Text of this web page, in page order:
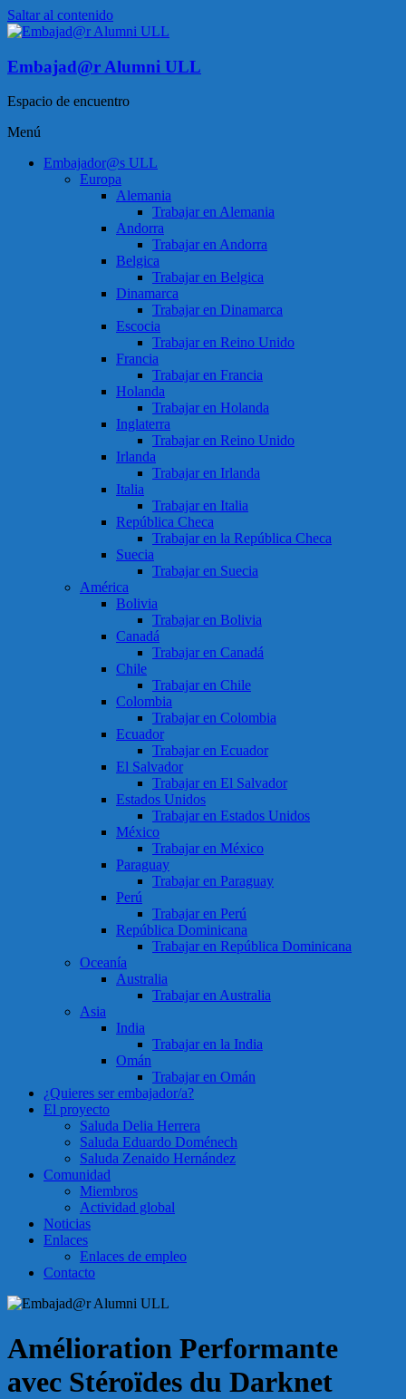
Saltar al contenido
Embajad@r Alumni ULL
Espacio de encuentro
Menú
Embajador@s ULL
Europa
Alemania
Trabajar en Alemania
Andorra
Trabajar en Andorra
Belgica
Trabajar en Belgica
Dinamarca
Trabajar en Dinamarca
Escocia
Trabajar en Reino Unido
Francia
Trabajar en Francia
Holanda
Trabajar en Holanda
Inglaterra
Trabajar en Reino Unido
Irlanda
Trabajar en Irlanda
Italia
Trabajar en Italia
República Checa
Trabajar en la República Checa
Suecia
Trabajar en Suecia
América
Bolivia
Trabajar en Bolivia
Canadá
Trabajar en Canadá
Chile
Trabajar en Chile
Colombia
Trabajar en Colombia
Ecuador
Trabajar en Ecuador
El Salvador
Trabajar en El Salvador
Estados Unidos
Trabajar en Estados Unidos
México
Trabajar en México
Paraguay
Trabajar en Paraguay
Perú
Trabajar en Perú
República Dominicana
Trabajar en República Dominicana
Oceanía
Australia
Trabajar en Australia
Asia
India
Trabajar en la India
Omán
Trabajar en Omán
¿Quieres ser embajador/a?
El proyecto
Saluda Delia Herrera
Saluda Eduardo Doménech
Saluda Zenaido Hernández
Comunidad
Miembros
Actividad global
Noticias
Enlaces
Enlaces de empleo
Contacto
Amélioration Performante
avec Stéroïdes du Darknet